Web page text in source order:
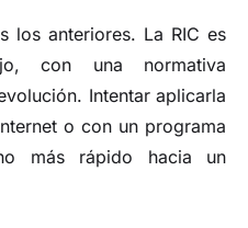
los anteriores. La RIC es
con una normativa
Intentar aplicarla
o con un programa
más rápido hacia un